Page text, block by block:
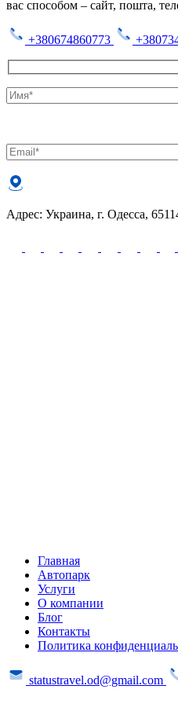
вас способом – сайт, пошта,
+380674860773
Адрес: Украина, г. Одесса,
Главная
Автопарк
Услуги
О компании
Блог
Контакты
Политика
statustravel.od@gmail.com